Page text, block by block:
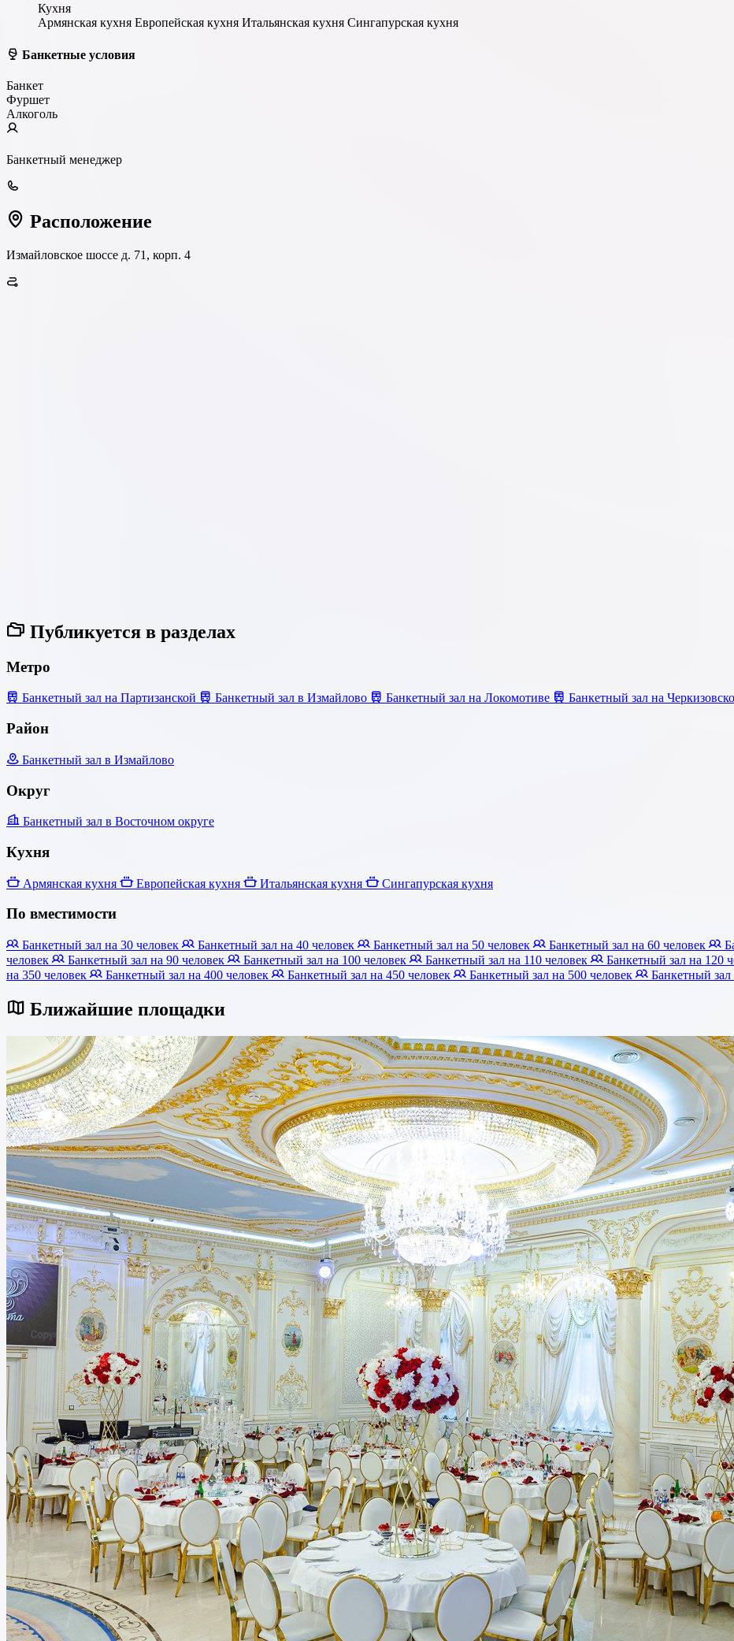
Кухня
Армянская кухня Европейская кухня Итальянская кухня Сингапурская кухня
Банкетные условия
Банкет
Фуршет
Алкоголь
Банкетный менеджер
Расположение
Измайловское шоссе д. 71, корп. 4
Публикуется в разделах
Метро
Банкетный зал на Партизанской Банкетный зал в Измайлово Банкетный зал на Локомотиве Банкетный зал на
Район
Банкетный зал в Измайлово
Округ
Банкетный зал в Восточном округе
Кухня
Армянская кухня Европейская кухня Итальянская кухня Сингапурская кухня
По вместимости
Банкетный зал на 30 человек Банкетный зал на 40 человек Банкетный зал на 50 человек Банкетный зал на 60 человек
человек
Банкетный зал на 90 человек Банкетный зал на 100 человек Банкетный зал на 110 человек Банкетный зал на 120
на 350 человек
Банкетный зал на 400 человек Банкетный зал на 450 человек Банкетный зал на 500 человек Банкетный зал
Ближайшие площадки